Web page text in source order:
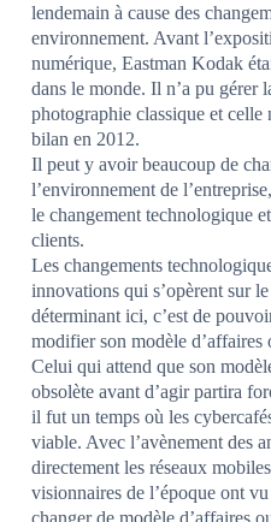
lendemain à cause des
environnement. Avant
numérique, Eastman Kodak
dans le monde. Il n’a pu gérer
photographie classique et celle
bilan en 2012.
Il peut y avoir beaucoup de
l’environnement de
le changement technologique
clients.
Les changements
innovations qui s’opèrent sur
déterminant ici, c’est de
modifier son modèle d’affaires
Celui qui attend que son
obsolète avant d’agir partira
il fut un temps où les
viable. Avec l’avènement des
directement les réseaux
visionnaires de l’époque ont